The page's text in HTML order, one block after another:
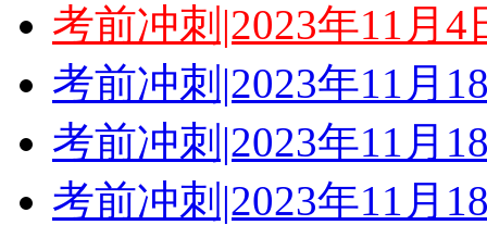
考前冲刺|2023年11月
考前冲刺|2023年11月
考前冲刺|2023年11月
考前冲刺|2023年11月